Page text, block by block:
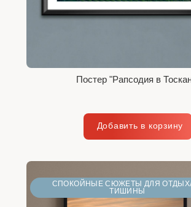
Постер "Рапсодия в
СПОКОЙНЫЕ СЮЖЕТЫ ДЛЯ
ТИШИНЫ